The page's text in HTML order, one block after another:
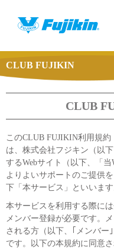
製品情報
バルブ・継手・シ
ダウンロード
製品カタログダウ
サポート
よくあるご質問
CLUB FUJIKIN
CLUB
このCLUB FUJIKIN利用規約
は、株式会社フジキン（以
するWebサイト（以下、「当
よりよいサポートのご提供
下「本サービス」といいます
本サービスを利用する際に
メンバー登録が必要です。
される方（以下、｢メンバー
です。以下の本規約に同意